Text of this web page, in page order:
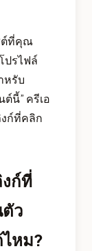
ต์ที่คุณ
ปรไฟล์
หรับ
นี้” ครีเอ
งก์ที่คลิก
ก์ที่
ว
หม?